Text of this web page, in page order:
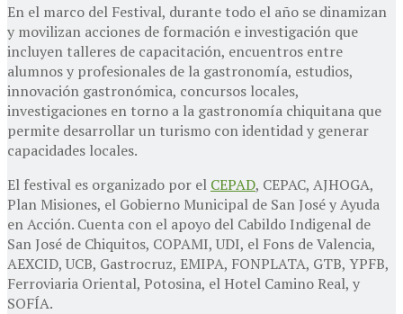
En el marco del Festival, durante todo el año se dinamizan
y movilizan acciones de formación e investigación que
incluyen talleres de capacitación, encuentros entre
alumnos y profesionales de la gastronomía, estudios,
innovación gastronómica, concursos locales,
investigaciones en torno a la gastronomía chiquitana que
permite desarrollar un turismo con identidad y generar
capacidades locales.
El festival es organizado por el CEPAD, CEPAC, AJHOGA,
Plan Misiones, el Gobierno Municipal de San José y Ayuda
en Acción. Cuenta con el apoyo del Cabildo Indigenal de
San José de Chiquitos, COPAMI, UDI, el Fons de Valencia,
AEXCID, UCB, Gastrocruz, EMIPA, FONPLATA, GTB, YPFB,
Ferroviaria Oriental, Potosina, el Hotel Camino Real, y
SOFÍA.